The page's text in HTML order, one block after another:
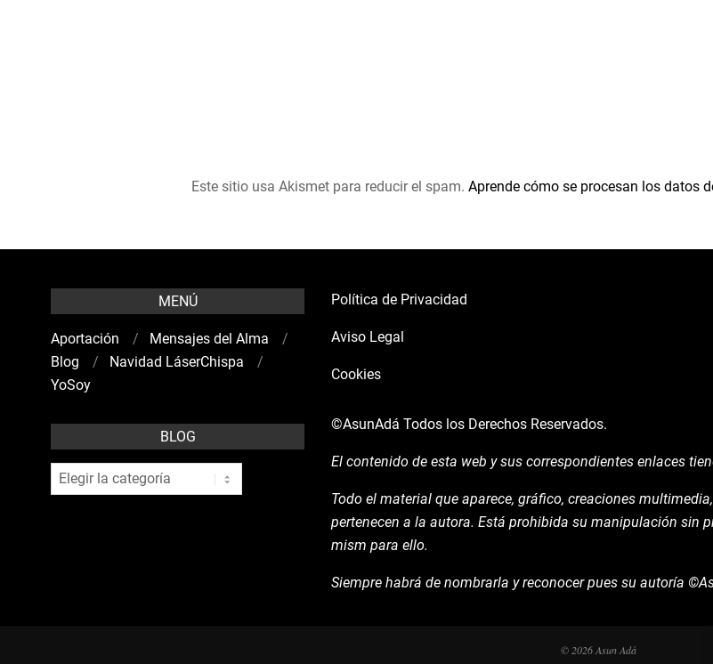
Este sitio usa Akismet para reducir el spam. Aprende cómo se procesan los datos
MENÚ
Aportación
Mensajes del Alma
Blog
Navidad LáserChispa
YoSoy
BLOG
blog
Política de Privacidad
Aviso Legal
Cookies
©AsunAdá Todos los Derechos Reservados.
El contenido de esta web y sus correspondientes enlaces
Todo el material que aparece, gráfico, creaciones
pertenecen a la autora. Está prohibida su manipulación sin
mism para ello.
Siempre habrá de nombrarla y reconocer pues su autoría
© 2026 Asun Adá